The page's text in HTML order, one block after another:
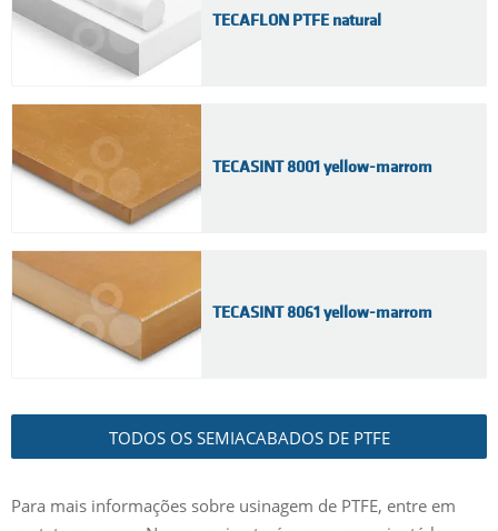
TECAFLON PTFE natural
TECASINT 8001 yellow-marrom
TECASINT 8061 yellow-marrom
TODOS OS SEMIACABADOS DE PTFE
Para mais informações sobre usinagem de PTFE, entre em